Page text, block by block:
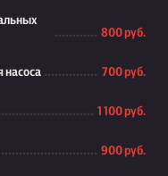
800 руб.
насоса 700 руб.
1 100 руб.
900 руб.